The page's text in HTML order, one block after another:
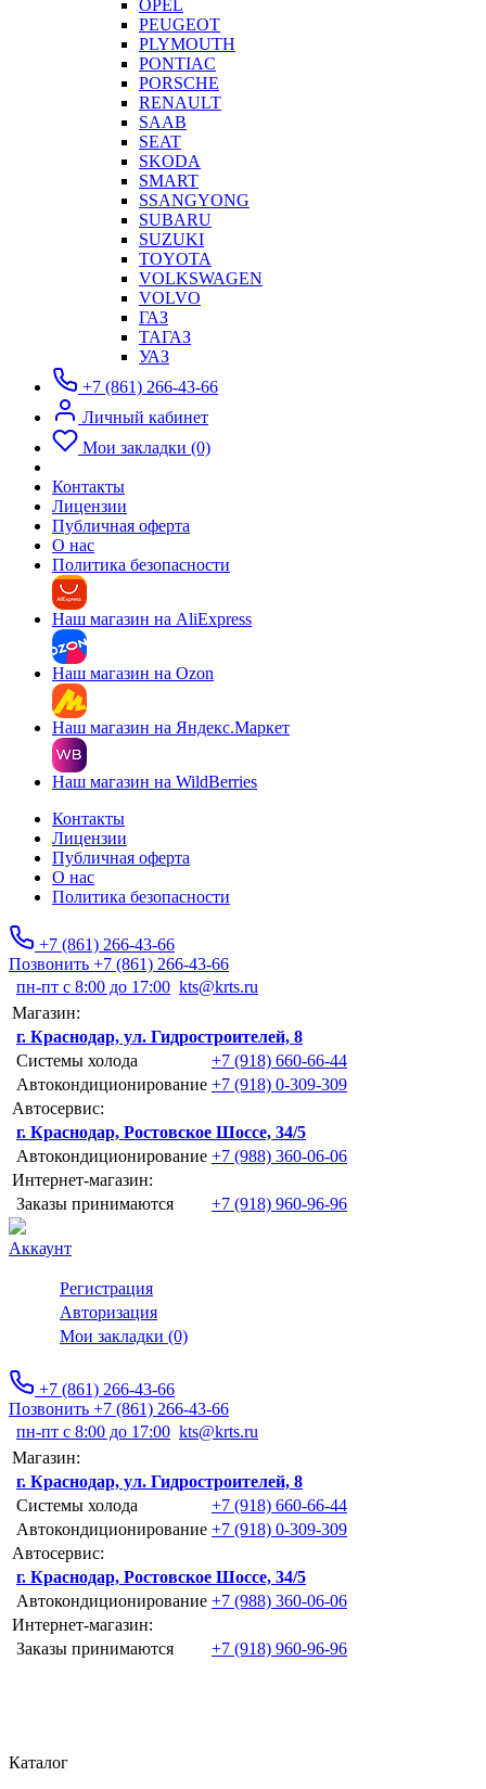
OPEL
PEUGEOT
PLYMOUTH
PONTIAC
PORSCHE
RENAULT
SAAB
SEAT
SKODA
SMART
SSANGYONG
SUBARU
SUZUKI
TOYOTA
VOLKSWAGEN
VOLVO
ГАЗ
ТАГАЗ
УАЗ
+7 (861) 266-43-66
Личный кабинет
Мои закладки (0)
Контакты
Лицензии
Публичная оферта
О нас
Политика безопасности
Наш магазин на AliExpress
Наш магазин на Ozon
Наш магазин на Яндекс.Маркет
Наш магазин на WildBerries
Контакты
Лицензии
Публичная оферта
О нас
Политика безопасности
+7 (861) 266-43-66
Позвонить +7 (861) 266-43-66
пн-пт с 8:00 до 17:00 kts@krts.ru
Магазин:
г. Краснодар, ул. Гидростроителей, 8
Системы холода
+7 (918) 660-66-44
Автокондиционирование +7 (918) 0-309-309
Автосервис:
г. Краснодар, Ростовское Шоссе, 34/5
Автокондиционирование +7 (988) 360-06-06
Интернет-магазин:
Заказы принимаются
+7 (918) 960-96-96
Аккаунт
Регистрация
Авторизация
Мои закладки (0)
+7 (861) 266-43-66
Позвонить +7 (861) 266-43-66
пн-пт с 8:00 до 17:00 kts@krts.ru
Магазин:
г. Краснодар, ул. Гидростроителей, 8
Системы холода
+7 (918) 660-66-44
Автокондиционирование +7 (918) 0-309-309
Автосервис:
г. Краснодар, Ростовское Шоссе, 34/5
Автокондиционирование +7 (988) 360-06-06
Интернет-магазин:
Заказы принимаются
+7 (918) 960-96-96
Каталог